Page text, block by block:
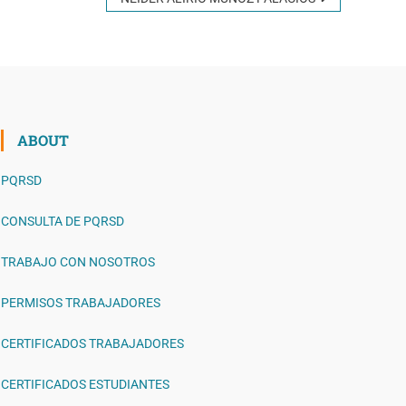
ABOUT
PQRSD
CONSULTA DE PQRSD
TRABAJO CON NOSOTROS
PERMISOS TRABAJADORES
CERTIFICADOS TRABAJADORES
CERTIFICADOS ESTUDIANTES